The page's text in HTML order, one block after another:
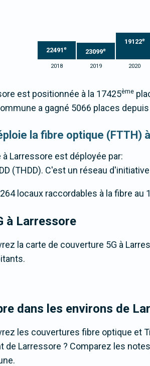
22491e 23099e
19122e
2018 2019 2020
est positionnée à la 17425ème
a gagné 5066 places
la fibre optique (FTTH)
à Larressore est déployée par:
(THDD). C'est un réseau d'initiative
locaux raccordables à la fibre
à Larressore
la carte de couverture 5G à
dans les environs de
les couvertures fibre optique et
de Larressore ? Comparez les